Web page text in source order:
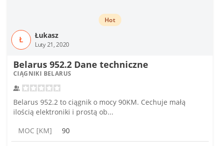
Ł Łukasz
Luty 21, 2020
Hot
Belarus 952.2 Dane techniczne
CIĄGNIKI BELARUS
Belarus 952.2 to ciągnik o mocy 90KM. Cechuje małą
ilością elektroniki i prostą ob...
MOC [KM] 90